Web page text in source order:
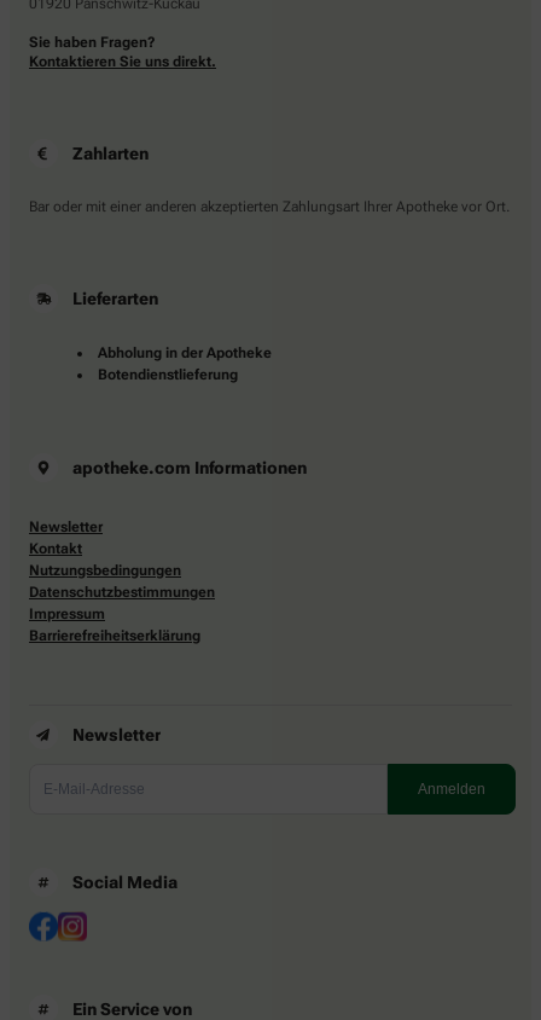
Sie haben Fragen?
Kontaktieren Sie uns direkt.
Zahlarten
Bar oder mit einer anderen akzeptierten Zahlungsart Ihrer Apotheke vor Ort.
Lieferarten
Abholung in der Apotheke
Botendienstlieferung
apotheke.com Informationen
Newsletter
Kontakt
Nutzungsbedingungen
Datenschutzbestimmungen
Impressum
Barrierefreiheitserklärung
Newsletter
Social Media
Ein Service von